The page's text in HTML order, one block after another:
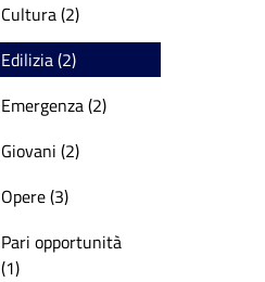
Cultura (2)
Edilizia (2)
Emergenza (2)
Giovani (2)
Opere (3)
Pari opportunità
(1)